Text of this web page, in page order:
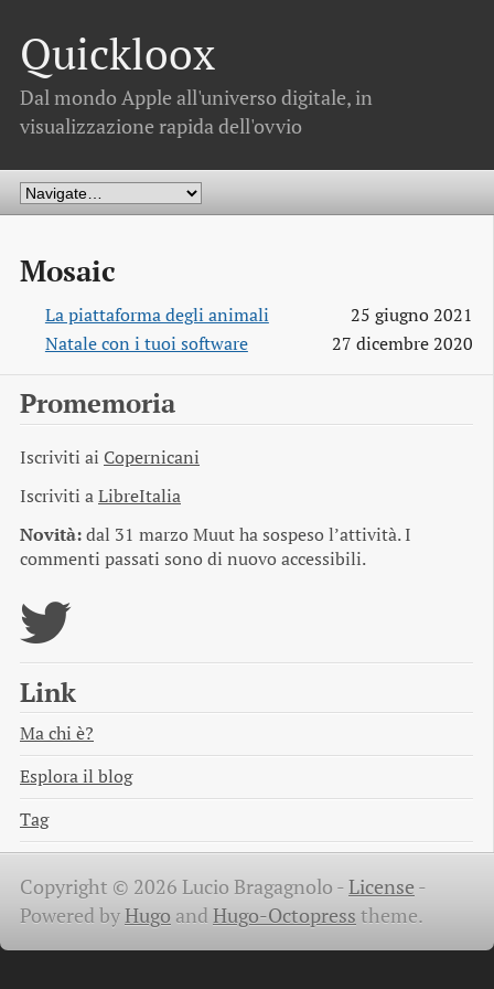
Quickloox
Dal mondo Apple all'universo digitale, in
visualizzazione rapida dell'ovvio
Mosaic
La piattaforma degli animali
25 giugno 2021
Natale con i tuoi software
27 dicembre 2020
Promemoria
Iscriviti ai Copernicani
Iscriviti aLibreItalia
Novità:dal 31 marzo Muut ha sospeso l’attività. I
commenti passati sono di nuovo accessibili.
Link
Ma chi è?
Esplora il blog
Tag
Copyright © 2026 Lucio Bragagnolo -License -
Powered byHugo and Hugo-Octopress theme.